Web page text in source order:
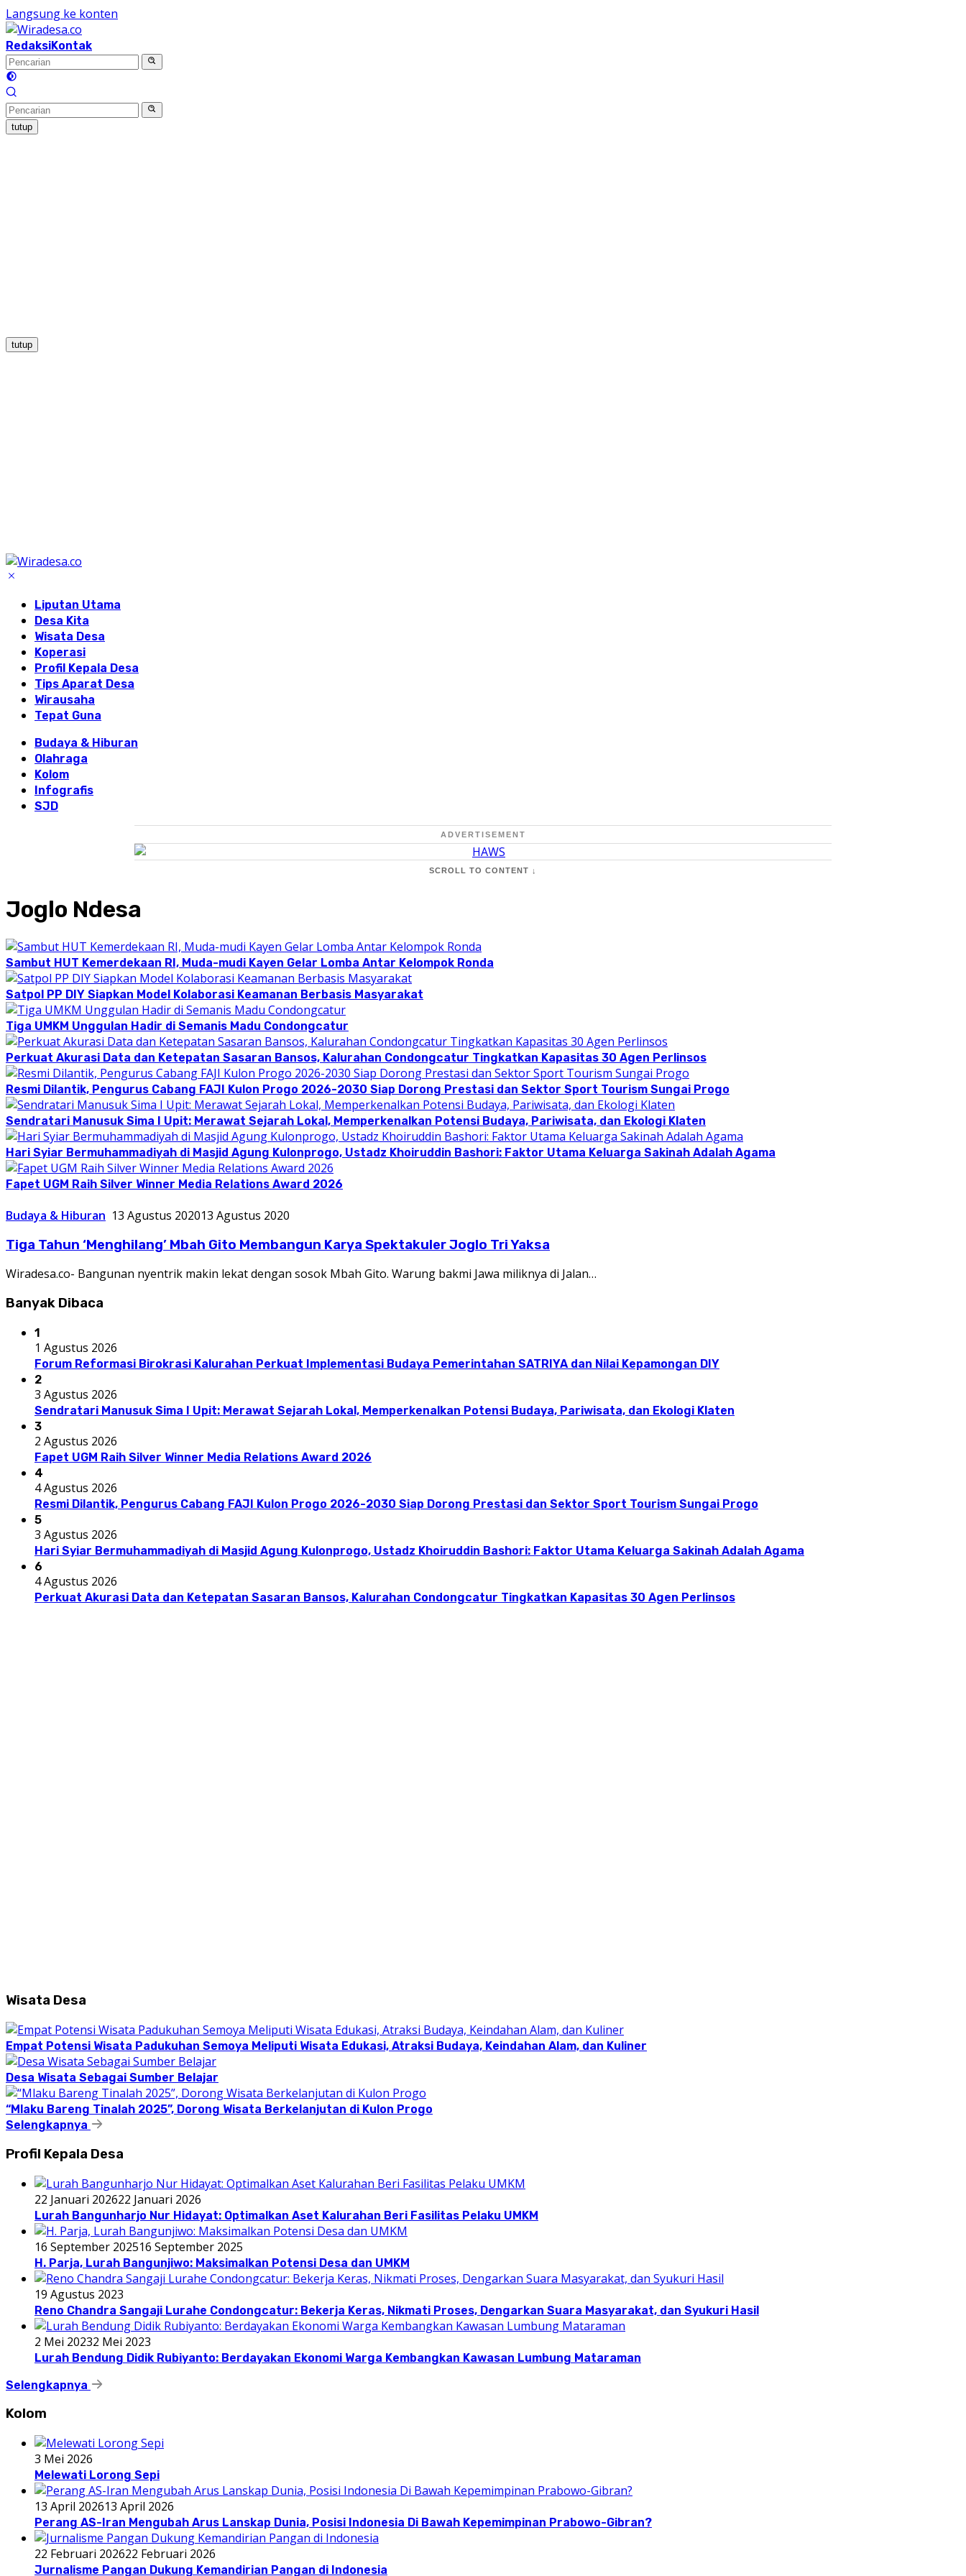
Langsung ke konten
RedaksiKontak
tutup
tutup
Liputan Utama
Desa Kita
Wisata Desa
Koperasi
Profil Kepala Desa
Tips Aparat Desa
Wirausaha
Tepat Guna
Budaya & Hiburan
Olahraga
Kolom
Infografis
SJD
ADVERTISEMENT
SCROLL TO CONTENT ↓
Joglo Ndesa
Sambut HUT Kemerdekaan RI, Muda-mudi Kayen Gelar Lomba Antar Kelompok Ronda
Satpol PP DIY Siapkan Model Kolaborasi Keamanan Berbasis Masyarakat
Tiga UMKM Unggulan Hadir di Semanis Madu Condongcatur
Perkuat Akurasi Data dan Ketepatan Sasaran Bansos, Kalurahan Condongcatur Tingkatkan Kapasitas 30 Agen Perlinsos
Resmi Dilantik, Pengurus Cabang FAJI Kulon Progo 2026-2030 Siap Dorong Prestasi dan Sektor Sport Tourism Sungai Progo
Sendratari Manusuk Sima I Upit: Merawat Sejarah Lokal, Memperkenalkan Potensi Budaya, Pariwisata, dan Ekologi Klaten
Hari Syiar Bermuhammadiyah di Masjid Agung Kulonprogo, Ustadz Khoiruddin Bashori: Faktor Utama Keluarga Sakinah Adalah Agama
Fapet UGM Raih Silver Winner Media Relations Award 2026
Budaya & Hiburan 13 Agustus 202013 Agustus 2020
Tiga Tahun ‘Menghilang’ Mbah Gito Membangun Karya Spektakuler Joglo Tri Yaksa
Wiradesa.co- Bangunan nyentrik makin lekat dengan sosok Mbah Gito. Warung bakmi Jawa miliknya di Jalan…
Banyak Dibaca
1
1 Agustus 2026
Forum Reformasi Birokrasi Kalurahan Perkuat Implementasi Budaya Pemerintahan SATRIYA dan Nilai Kepamongan DIY
2
3 Agustus 2026
Sendratari Manusuk Sima I Upit: Merawat Sejarah Lokal, Memperkenalkan Potensi Budaya, Pariwisata, dan Ekologi Klaten
3
2 Agustus 2026
Fapet UGM Raih Silver Winner Media Relations Award 2026
4
4 Agustus 2026
Resmi Dilantik, Pengurus Cabang FAJI Kulon Progo 2026-2030 Siap Dorong Prestasi dan Sektor Sport Tourism Sungai Progo
5
3 Agustus 2026
Hari Syiar Bermuhammadiyah di Masjid Agung Kulonprogo, Ustadz Khoiruddin Bashori: Faktor Utama Keluarga Sakinah Adalah Agama
6
4 Agustus 2026
Perkuat Akurasi Data dan Ketepatan Sasaran Bansos, Kalurahan Condongcatur Tingkatkan Kapasitas 30 Agen Perlinsos
Wisata Desa
Empat Potensi Wisata Padukuhan Semoya Meliputi Wisata Edukasi, Atraksi Budaya, Keindahan Alam, dan Kuliner
Desa Wisata Sebagai Sumber Belajar
“Mlaku Bareng Tinalah 2025”, Dorong Wisata Berkelanjutan di Kulon Progo
Selengkapnya
Profil Kepala Desa
22 Januari 202622 Januari 2026
Lurah Bangunharjo Nur Hidayat: Optimalkan Aset Kalurahan Beri Fasilitas Pelaku UMKM
16 September 202516 September 2025
H. Parja, Lurah Bangunjiwo: Maksimalkan Potensi Desa dan UMKM
19 Agustus 2023
Reno Chandra Sangaji Lurahe Condongcatur: Bekerja Keras, Nikmati Proses, Dengarkan Suara Masyarakat, dan Syukuri Hasil
2 Mei 20232 Mei 2023
Lurah Bendung Didik Rubiyanto: Berdayakan Ekonomi Warga Kembangkan Kawasan Lumbung Mataraman
Selengkapnya
Kolom
3 Mei 2026
Melewati Lorong Sepi
13 April 202613 April 2026
Perang AS-Iran Mengubah Arus Lanskap Dunia, Posisi Indonesia Di Bawah Kepemimpinan Prabowo-Gibran?
22 Februari 202622 Februari 2026
Jurnalisme Pangan Dukung Kemandirian Pangan di Indonesia